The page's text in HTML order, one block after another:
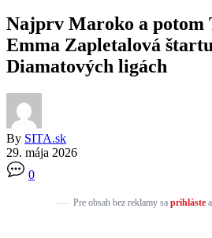
Najprv Maroko a potom
Emma Zapletalová
Diamatových ligách
By SITA.sk
29. mája 2026
0
Pre obsah bez reklamy sa prihláste